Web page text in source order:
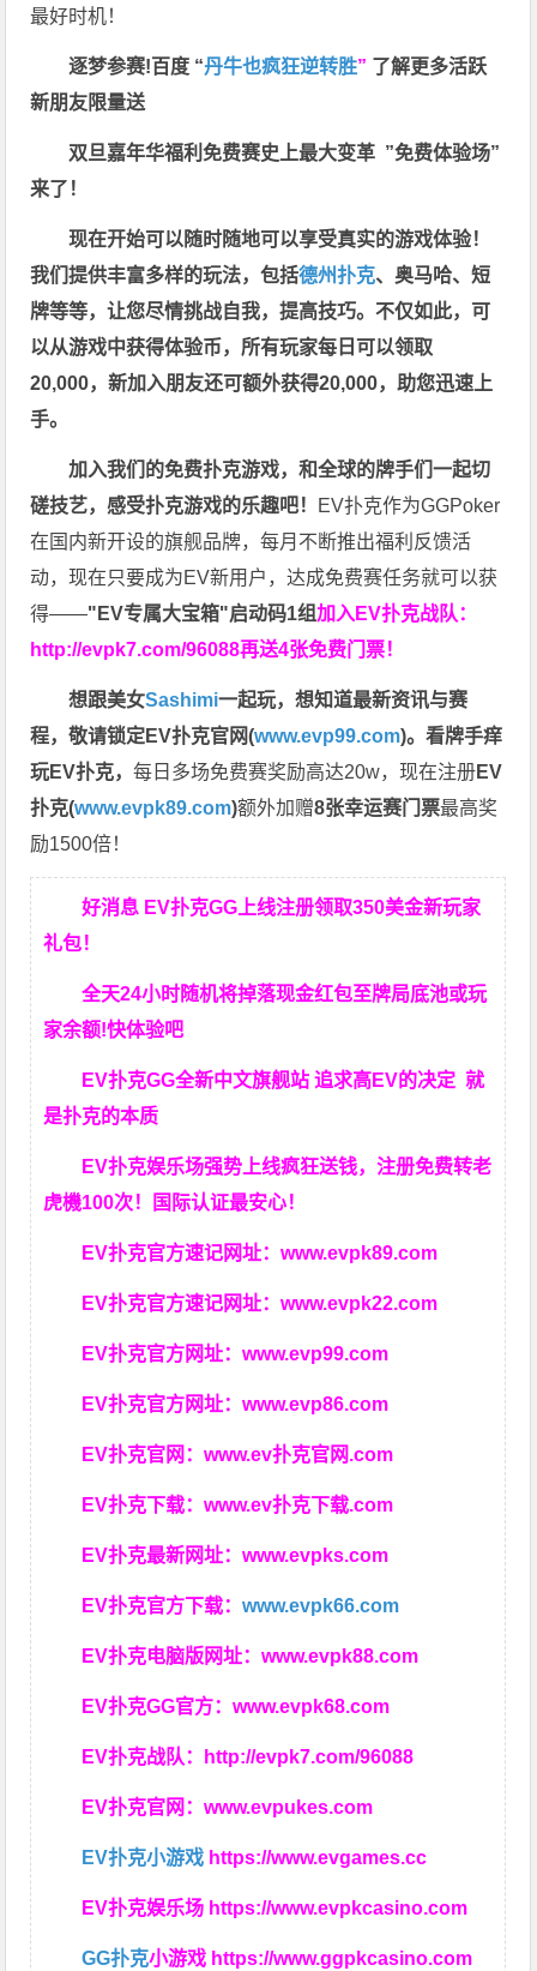
最好时机！
逐梦参赛!百度 “丹牛也疯狂逆转胜” 了解更多活跃
新朋友限量送
双旦嘉年华福利免费赛史上最大变革 ”免费体验场”
来了！
现在开始可以随时随地可以享受真实的游戏体验！
我们提供丰富多样的玩法，包括德州扑克、奥马哈、短
牌等等，让您尽情挑战自我，提高技巧。不仅如此， 可
以从游戏中获得体验币，所有玩家每日可以领取
20,000，新加入朋友还可额外获得20,000，助您迅速上
手。
加入我们的免费扑克游戏，和全球的牌手们一起切
磋技艺，感受扑克游戏的乐趣吧！ EV扑克作为GGPoker
在国内新开设的旗舰品牌，每月不断推出福利反馈活
动，现在只要成为EV新用户，达成免费赛任务就可以获
得——"EV专属大宝箱"启动码1组加入EV扑克战队：
http://evpk7.com/96088再送4张免费门票！
想跟美女Sashimi一起玩，想知道最新资讯与赛
程，敬请锁定EV扑克官网(www.evp99.com)。看牌手痒
玩EV扑克，每日多场免费赛奖励高达20w，现在注册EV
扑克(www.evpk89.com)额外加赠8张幸运赛门票最高奖
励1500倍！
好消息 EV扑克GG上线注册领取350美金新玩家
礼包！
全天24小时随机将掉落现金红包至牌局底池或玩
家余额!快体验吧
EV扑克GG全新中文旗舰站 追求高EV的决定就
是扑克的本质
EV扑克娱乐场强势上线疯狂送钱，注册免费转老
虎機100次！国际认证最安心！
EV扑克官方速记网址：www.evpk89.com
EV扑克官方速记网址：www.evpk22.com
EV扑克官方网址：www.evp99.com
EV扑克官方网址：www.evp86.com
EV扑克官网：www.ev扑克官网.com
EV扑克下载：www.ev扑克下载.com
EV扑克最新网址：www.evpks.com
EV扑克官方下载：www.evpk66.com
EV扑克电脑版网址：www.evpk88.com
EV扑克GG官方：www.evpk68.com
EV扑克战队： http://evpk7.com/96088
EV扑克官网：www.evpukes.com
EV扑克小游戏 https://www.evgames.cc
EV扑克娱乐场 https://www.evpkcasino.com
GG扑克小游戏 https://www.ggpkcasino.com